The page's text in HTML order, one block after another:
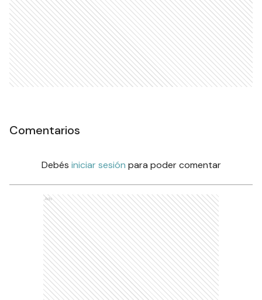
Comentarios
Debés iniciar sesión para poder comentar
Ads